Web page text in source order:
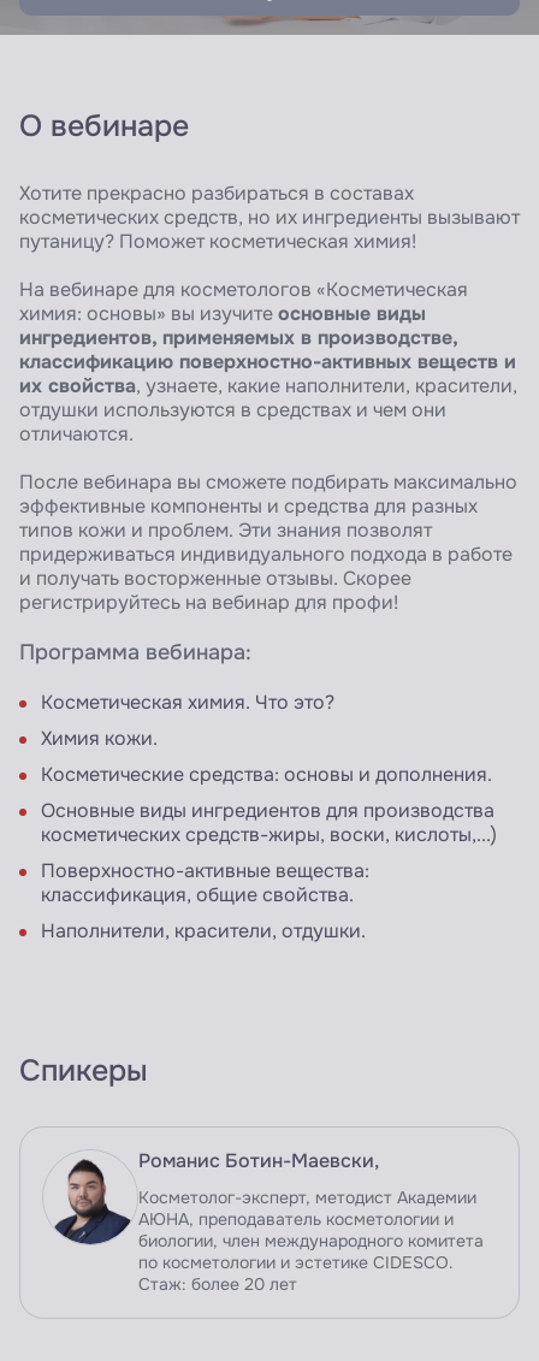
О вебинаре
Хотите прекрасно разбираться в составах
косметических средств, но их ингредиенты вызывают
путаницу? Поможет косметическая химия!
На вебинаре для косметологов «Косметическая
химия: основы» вы изучите основные виды
ингредиентов, применяемых в производстве,
классификацию поверхностно-активных веществ и
их свойства, узнаете, какие наполнители, красители,
отдушки используются в средствах и чем они
отличаются.
После вебинара вы сможете подбирать максимально
эффективные компоненты и средства для разных
типов кожи и проблем. Эти знания позволят
придерживаться индивидуального подхода в работе
и получать восторженные отзывы. Скорее
регистрируйтесь на вебинар для профи!
Программа вебинара:
Косметическая химия. Что это?
Химия кожи.
Косметические средства: основы и дополнения.
Основные виды ингредиентов для производства
косметических средств-жиры, воски, кислоты,...)
Поверхностно-активные вещества:
классификация, общие свойства.
Наполнители, красители, отдушки.
Спикеры
Романис Ботин-Маевски,
Косметолог-эксперт, методист Академии
АЮНА, преподаватель косметологии и
биологии, член международного комитета
по косметологии и эстетике CIDESCO.
Стаж: более 20 лет